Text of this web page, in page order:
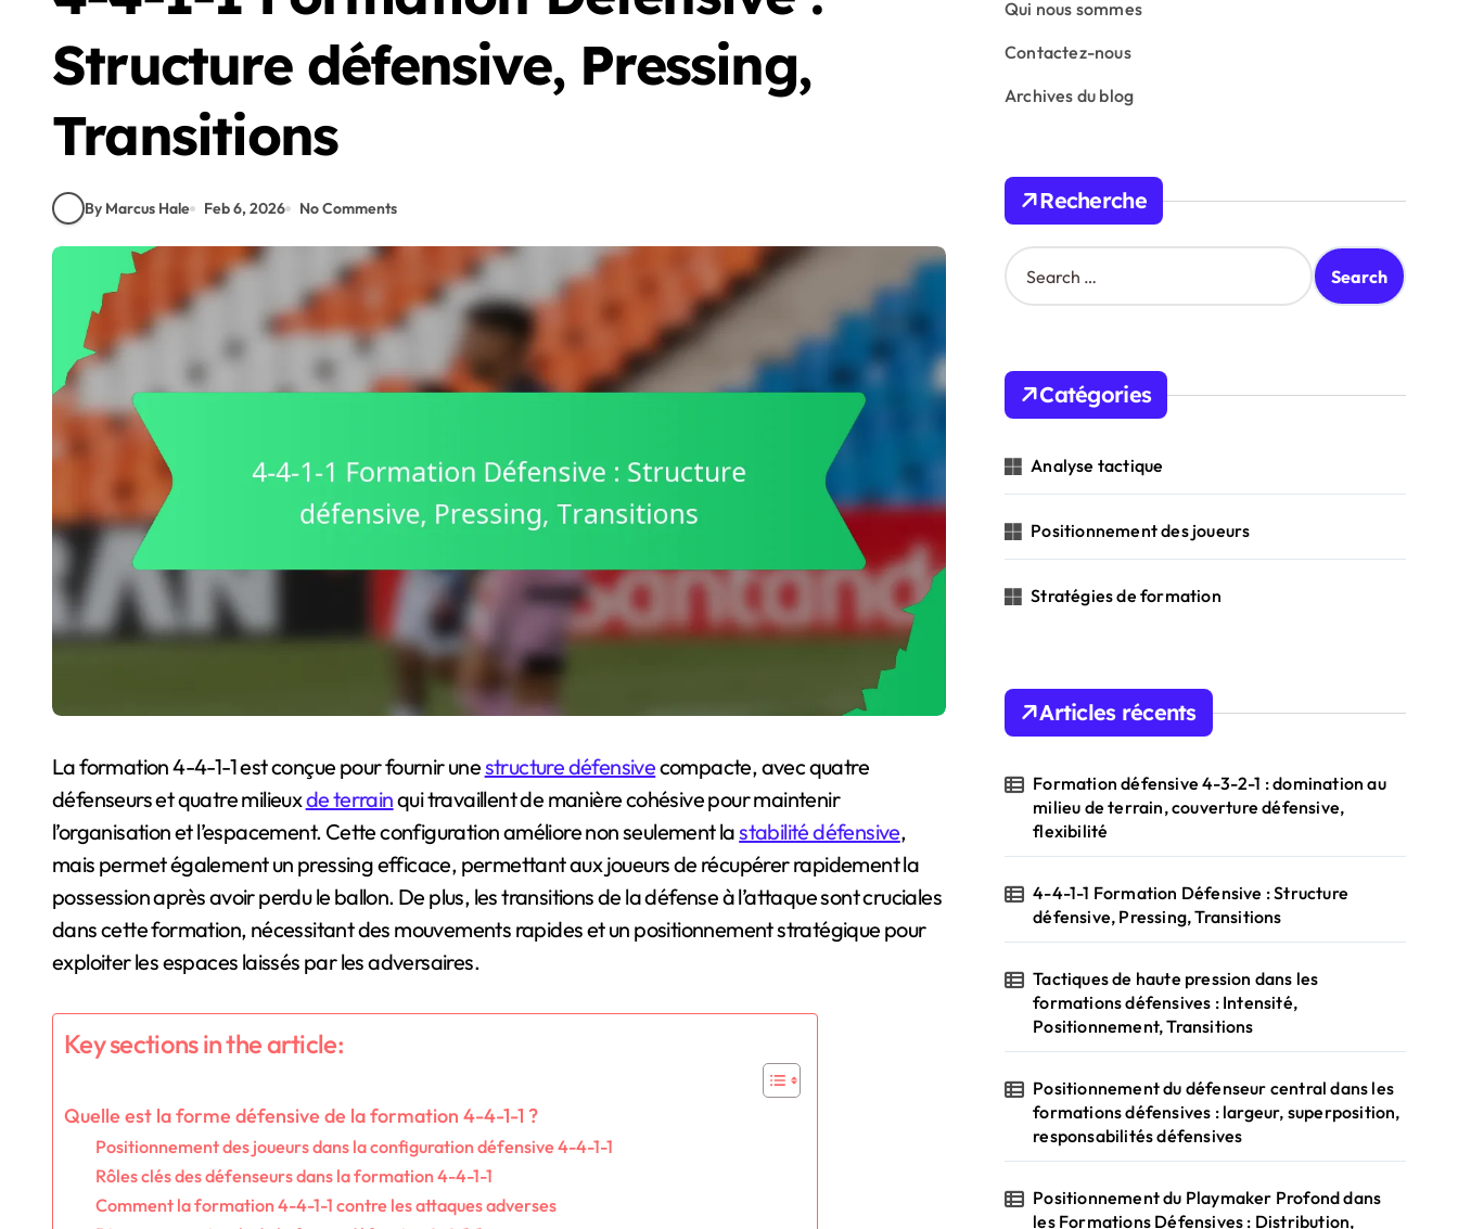
Structure défensive, Pressing,
Transitions
By Marcus Hale Feb 6, 2026 No Comments
La formation 4-4-1-1 est conçue pour fournir unestructure défensivecompacte, avec quatre
défenseurs et quatre milieuxde terrainqui travaillent de manière cohésive pour maintenir
l’organisation et l’espacement. Cette configuration améliore non seulement lastabilité défensive,
mais permet également un pressing efficace, permettant aux joueurs de récupérer rapidement la
possession après avoir perdu le ballon. De plus, les transitions de la défense à l’attaque sont cruciales
dans cette formation, nécessitant des mouvements rapides et un positionnement stratégique pour
exploiter les espaces laissés par les adversaires.
Key sections in the article:
Quelle est la forme défensive de la formation 4-4-1-1 ?
Positionnement des joueurs dans la configuration défensive 4-4-1-1
Rôles clés des défenseurs dans la formation 4-4-1-1
Comment la formation 4-4-1-1 contre les attaques adverses
Qui nous sommes
Contactez-nous
Archives du blog
Recherche
S
e
h
o
:
Catégories
Analyse tactique
Positionnement des joueurs
Stratégies de formation
Articles récents
Formation défensive 4-3-2-1 : domination au
milieu de terrain, couverture défensive,
flexibilité
4-4-1-1 Formation Défensive : Structure
défensive, Pressing, Transitions
Tactiques de haute pression dans les
formations défensives : Intensité,
Positionnement, Transitions
Positionnement du défenseur central dans les
formations défensives : largeur, superposition,
responsabilités défensives
Positionnement du Playmaker Profond dans
les Formations Défensives : Distribution,